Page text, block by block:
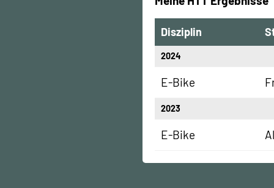
Disziplin
2024
E-Bike
2023
E-Bike